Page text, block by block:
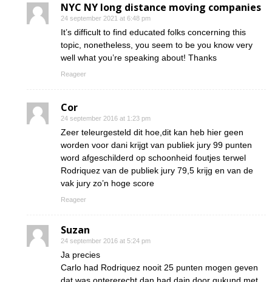
NYC NY long distance moving companies
24 september 2021 at 6:48 pm
It’s difficult to find educated folks concerning this
topic, nonetheless, you seem to be you know very
well what you’re speaking about! Thanks
Reageer
Cor
24 september 2016 at 1:23 pm
Zeer teleurgesteld dit hoe,dit kan heb hier geen
worden voor dani krijgt van publiek jury 99 punten
word afgeschilderd op schoonheid foutjes terwel
Rodriquez van de publiek jury 79,5 krijg en van de
vak jury zo’n hoge score
Reageer
Suzan
24 september 2016 at 5:24 pm
Ja precies
Carlo had Rodriquez nooit 25 punten mogen geven